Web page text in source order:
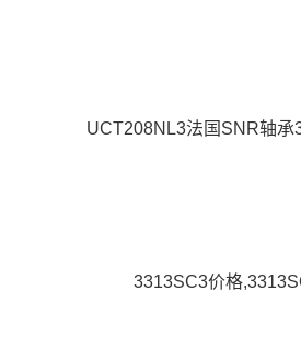
UCT208NL3法国SNR轴承
3313SC3价格